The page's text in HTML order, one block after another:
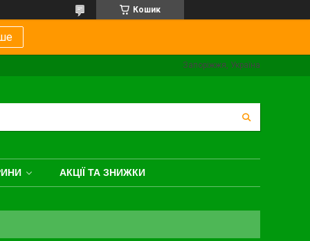
Кошик
Запоріжжя, Україна
АКЦІЇ ТА ЗНИЖКИ